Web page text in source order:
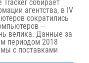
собирает
агентства, в IV
сократились
—
велика. Данные за
периодом 2018
с поставками